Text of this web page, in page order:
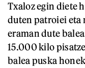
Txaloz egin diete
duten patroiei eta
eraman dute
15.000 kilo
balea puska